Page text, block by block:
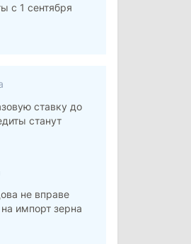
с 1 сентября
ставку до
станут
не вправе
импорт зерна